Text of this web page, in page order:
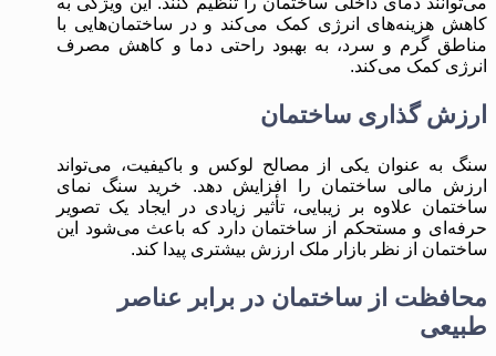
کاهش هزینه‌های انرژی کمک می‌کند و در ساختمان‌هایی با
مناطق گرم و سرد، به بهبود راحتی دما و کاهش مصرف
انرژی کمک می‌کند.
ارزش ‌گذاری ساختمان
سنگ به عنوان یکی از مصالح لوکس و باکیفیت، می‌تواند
ارزش مالی ساختمان را افزایش دهد. خرید سنگ نمای
ساختمان علاوه بر زیبایی، تأثیر زیادی در ایجاد یک تصویر
حرفه‌ای و مستحکم از ساختمان دارد که باعث می‌شود این
ساختمان از نظر بازار ملک ارزش بیشتری پیدا کند.
محافظت از ساختمان در برابر عناصر
طبیعی